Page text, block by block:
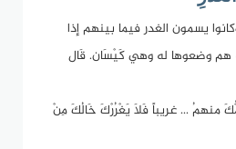
يسمون الغدر فيما بينهم إذا
هم وضعوها له وهي كَيْسَان. قَال
منهمُ ... غريباً فَلاَ يَغْرُرْكَ خَالُكَ مِنْ